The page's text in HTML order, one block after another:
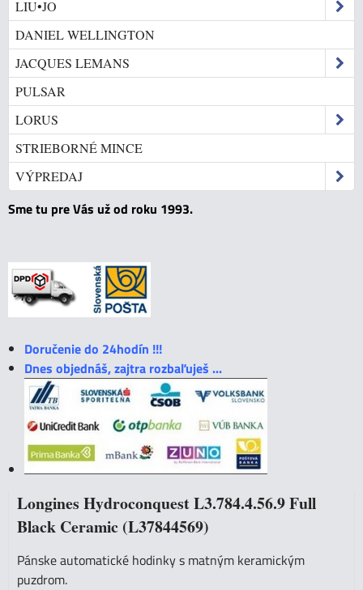
LIU•JO
DANIEL WELLINGTON
JACQUES LEMANS
PULSAR
LORUS
STRIEBORNÉ MINCE
VÝPREDAJ
Sme tu pre Vás už od roku 1993.
Doručenie do 24hodín !!!
Dnes objednáš, zajtra rozbaľuješ ...
Longines Hydroconquest L3.784.4.56.9 Full
Black Ceramic (L37844569)
Pánske automatické hodinky s matným keramickým
puzdrom.